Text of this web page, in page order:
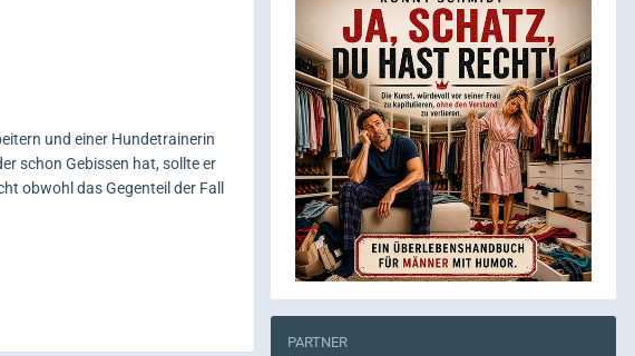
und einer Hundetrainerin
schon Gebissen hat, sollte er
obwohl das Gegenteil der Fall
PARTNER